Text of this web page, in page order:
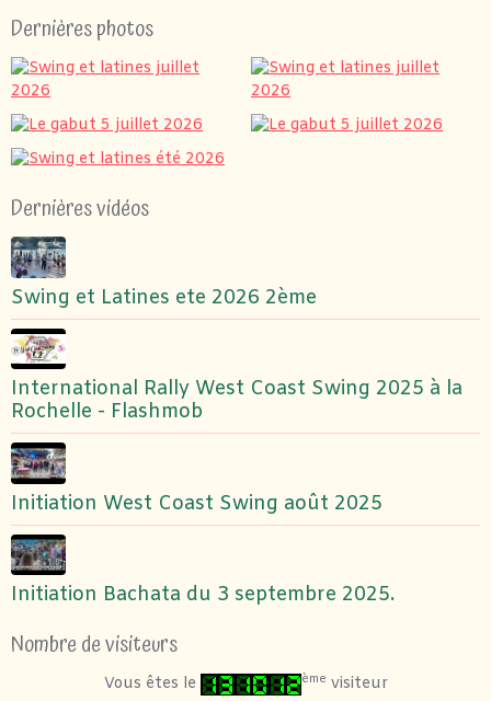
Dernières photos
Dernières vidéos
Swing et Latines ete 2026 2ème
International Rally West Coast Swing 2025 à la
Rochelle - Flashmob
Initiation West Coast Swing août 2025
Initiation Bachata du 3 septembre 2025.
Nombre de visiteurs
Vous êtes le ème visiteur